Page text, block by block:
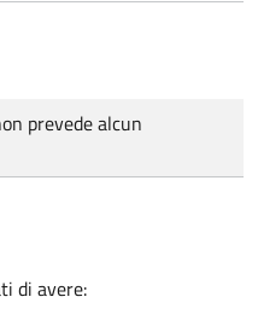
prevede alcun
di avere: